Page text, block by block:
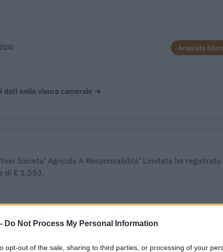
Do Not Process My Personal Information
opt-out of the sale, sharing to third parties, or processing of your
Acquista
dati nella visura camerale →
Societa' Agricola A Responsabilita' Limitata ha registrato
di € 1.553.